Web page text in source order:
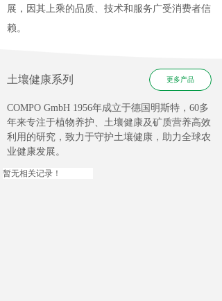
展，因其上乘的品质、技术和服务广受消费者信
赖。
更多产品
土壤健康系列
COMPO GmbH 1956年成立于德国明斯特，60多
年来专注于植物养护、土壤健康及矿质营养高效
利用的研究，致力于守护土壤健康，助力全球农
业健康发展。
暂无相关记录！